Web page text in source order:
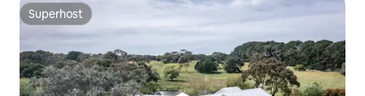
Superhost
Superhost